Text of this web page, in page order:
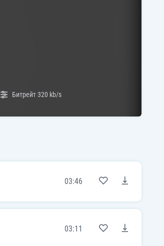
Битрейт320 kb/s
03:46
03:11